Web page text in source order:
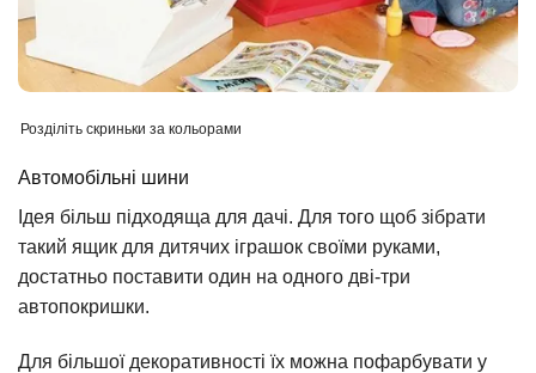
Розділіть скриньки за кольорами
Автомобільні шини
Ідея більш підходяща для дачі. Для того щоб зібрати
такий ящик для дитячих іграшок своїми руками,
достатньо поставити один на одного дві-три
автопокришки.
Для більшої декоративності їх можна пофарбувати у